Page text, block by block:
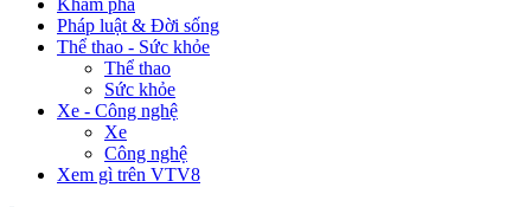
Khám phá
Pháp luật & Đời sống
Thể thao - Sức khỏe
Thể thao
Sức khỏe
Xe - Công nghệ
Xe
Công nghệ
Xem gì trên VTV8